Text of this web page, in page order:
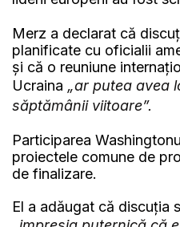
Merz a declarat că
planificate cu oficialii
și că o reuniune
Ucraina „ar putea avea
săptămânii viitoare”.
Participarea
proiectele comune de
de finalizare.
El a adăugat că discuția